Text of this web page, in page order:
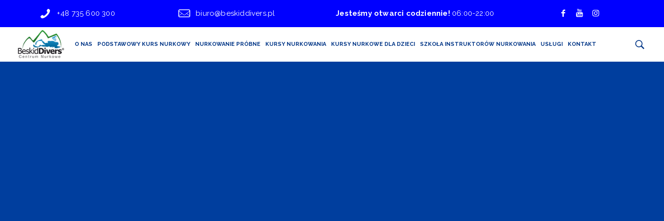
+48 735 600 300 biuro@beskiddivers.pl Jesteśmy otwarci codziennie! 06:00-22:00
O NAS PODSTAWOWY KURS NURKOWY NURKOWANIE PRÓBNE KURSY NURKOWANIA KURSY NURKOWE DLA DZIECI SZKOŁA INSTRUKTORÓW NURKOWANIA USŁUGI KONTAKT